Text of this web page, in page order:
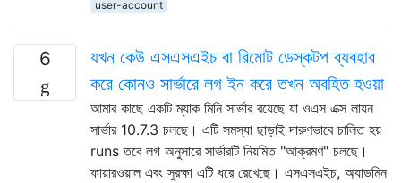
user-account
6
যখন কেউ এসএসএইচ বা রিমোট ডেস্কটপ ব্যবহার
করে কোনও সার্ভারে লগ ইন করে তখন অবহিত হওয়া
আমার কাছে একটি ম্যাক মিনি সার্ভার রয়েছে যা ওএস এক্স লায়ন
সার্ভার 10.7.3 চলছে। এটি সমস্যা ছাড়াই দারুণভাবে চালিত হয়
runs তবে লগ অনুসারে সার্ভারটি নিয়মিত "আক্রমণ" চলছে।
ফায়ারওয়াল এবং সুরক্ষা এটি ধরে রেখেছে। এসএসএইচ, অ্যাডমিন